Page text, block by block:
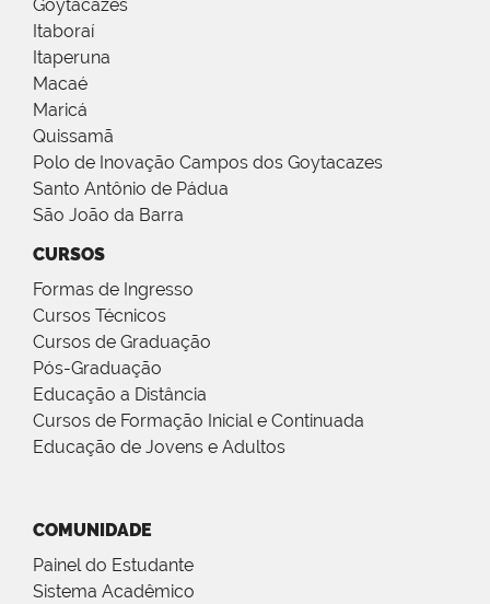
Goytacazes
Itaboraí
Itaperuna
Macaé
Maricá
Quissamã
Polo de Inovação Campos dos Goytacazes
Santo Antônio de Pádua
São João da Barra
CURSOS
Formas de Ingresso
Cursos Técnicos
Cursos de Graduação
Pós-Graduação
Educação a Distância
Cursos de Formação Inicial e Continuada
Educação de Jovens e Adultos
COMUNIDADE
Painel do Estudante
Sistema Acadêmico